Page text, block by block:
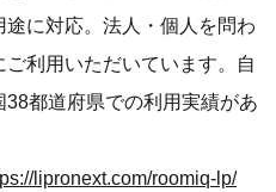
に対応。法人・個人を問わ
利用いただいています。自
都道府県での利用実績があ
lipronext.com/roomiq-lp/